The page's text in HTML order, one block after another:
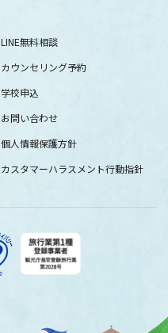
LINE無料相談
カウンセリング予約
学校申込
お問い合わせ
個人情報保護方針
カスタマーハラスメント行動指針